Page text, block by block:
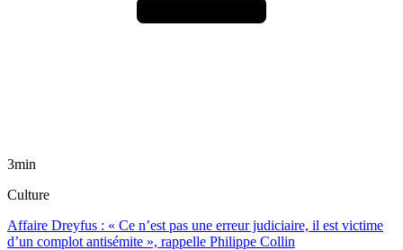
3min
Culture
Affaire Dreyfus : « Ce n’est pas une erreur judiciaire, il est victime
d’un complot antisémite », rappelle Philippe Collin